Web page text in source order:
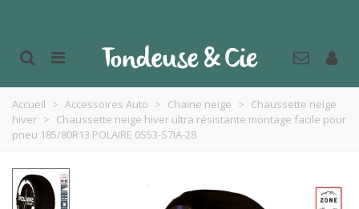
Accueil > Accessoires Auto > Chaine neige > Chaussette neige
hiver > Chaussette neige hiver ultra résistante montage facile pour
pneu 185/80R13 POLAIRE 0S53-S7IA-28